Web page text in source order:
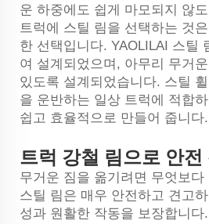
운 하중에도 쉽게 마모되지 않
트럭에 스틸 림을 선택하는 것
한 선택입니다. YAOLILAI 스틸
여 설계되었으며, 아무리 무거
있도록 설계되었습니다. 스틸
을 운반하는 일상 트럭에 적합
쉽고 효율적으로 만들어 줍니다.
트럭 강철 림으로 안전
무거운 짐을 옮기려면 무엇보
스틸 림은 매우 안전하고 견고
성과 원활한 작동을 보장합니다